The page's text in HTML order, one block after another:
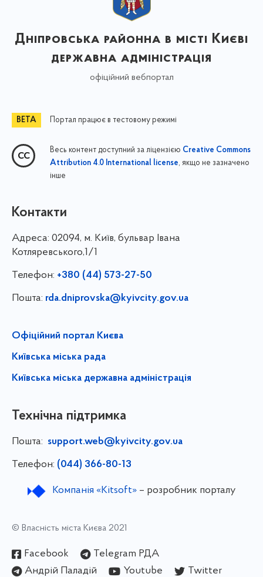
Дніпровська районна в місті Києві
державна адміністрація
офіційний вебпортал
Портал працює в тестовому режимі
Весь контент доступний за ліцензією Creative Commons
Attribution 4.0 International license, якщо не зазначено
інше
Контакти
Адреса: 02094, м. Київ, бульвар Івана
Котляревського,1/1
Телефон: +380 (44) 573-27-50
Пошта: rda.dniprovska@kyivcity.gov.ua
Офіційний портал Києва
Київська міська рада
Київська міська державна адміністрація
Технічна підтримка
Пошта: support.web@kyivcity.gov.ua
Телефон: (044) 366-80-13
Компанія «Kitsoft»– розробник порталу
© Власність міста Києва 2021
Facebook
Telegram РДА
Андрій Паладій
Youtube Twitter